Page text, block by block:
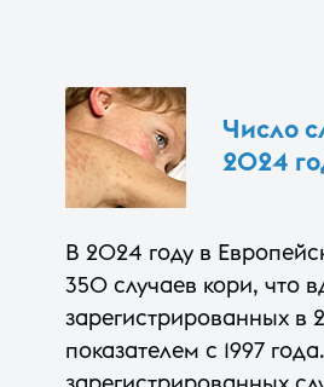
Число
2024
В 2024 году в
350 случаев кори, что
зарегистрированных в
показателем с 1997